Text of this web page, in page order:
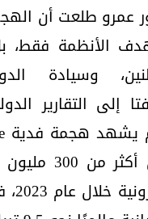
عمرو طلعت أن
الأنظمة فقط،
وسيادة
إلى التقارير
11 ثانية،